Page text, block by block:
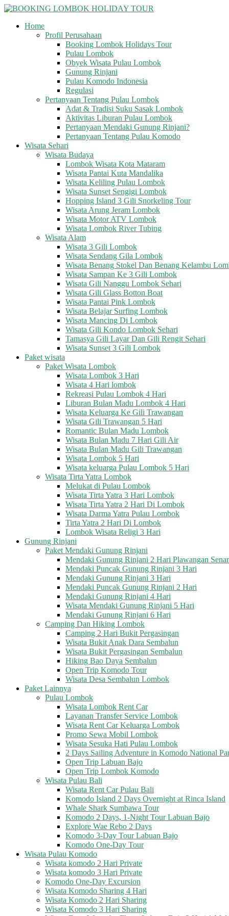
Skip
content
BOOKING
LOMBOK
Home
Profil Perusahaan
Booking Lombok Holidays Tour
Pulau Lombok
Obyek Wisata Pulau Lombok
Gunung Rinjani
Pulau Komodo Indonesia
Regulasi
Pertanyaan Tentang Pulau Lombok
Adat & Tradisi Suku Sasak Lombok
Aktivitas Liburan Pulau Lombok
Pertanyaan Mendaki Gunung Rinjani?
Pertanyaan Tentang Pulau Komodo
Wisata Sehari
Wisata Budaya
Lombok Wisata Kota Mataram
Wisata Pantai Kuta Mandalika
Wisata Keliling Pulau Lombok
Wisata Sunset Sengigi Lombok
Hopping Island 3 Gili Snorkeling Tour
Wisata Arung Jeram Lombok
Wisata Motor ATV Lombok
Wisata Lombok River Tubing
Wisata Alam
Wisata 3 Gili Lombok
Wisata Sendang Gila Lombok
Wisata Benang Stokel Dan Benang Kelambu
Wisata Sampan Ke 3 Gili Lombok
Wisata Gili Nanggu Lombok Sehari
Wisata Gili Glass Botton Boat
Wisata Pantai Pink Lombok
Wisata Belajar Surfing Lombok
Wisata Mancing Di Lombok
Wisata Gili Kondo Lombok Sehari
Tamasya Gili Layar Dan Gili Rengit Sehari
Wisata Sunset 3 Gili Lombok
Paket wisata
Paket Wisata Lombok
Wisata Lombok 3 Hari
Wisata 4 Hari lombok
Rekreasi Pulau Lombok 4 Hari
Liburan Bulan Madu Lombok 4 Hari
Wisata Keluarga Ke Gili Trawangan
Wisata Gili Trawangan 5 Hari
Romantic Bulan Madu Lombok
Wisata Bulan Madu 7 Hari Gili Air
Wisata Bulan Madu Gili Trawangan
Wisata Lombok 5 Hari
Wisata keluarga Pulau Lombok 5 Hari
Wisata Tirta Yatra Lombok
Melukat di Pulau Lombok
Wisata Tirta Yatra 3 Hari Lombok
Wisata Tirta Yatra 2 Hari Di Lombok
Wisata Darma Yatra Pulau Lombok
Tirta Yatra 2 Hari Di Lombok
Lombok Wisata Religi 3 Hari
Gunung Rinjani
Paket Mendaki Gunung Rinjani
Mendaki Gunung Rinjani 2 Hari Plawangan
Mendaki Puncak Gunung Rinjani 3 Hari
Mendaki Gunung Rinjani 3 Hari
Mendaki Puncak Gunung Rinjani 2 Hari
Mendaki Gunung Rinjani 4 Hari
Wisata Mendaki Gunung Rinjani 5 Hari
Mendaki Gunung Rinjani 6 Hari
Camping Dan Hiking Lombok
Camping 2 Hari Bukit Pergasingan
Wisata Bukit Anak Dara Sembalun
Wisata Bukit Pergasingan Sembalun
Hiking Bao Daya Sembalun
Open Trip Komodo Tour
Wisata Desa Sembalun Lombok
Paket Lainnya
Pulau Lombok
Wisata Lombok Rent Car
Layanan Transfer Service Lombok
Wisata Rent Car Keluarga Lombok
Promo Sewa Mobil Lombok
Wisata Sesuka Hati Pulau Lombok
2 Days Sailing Adventure in Komodo National
Open Trip Labuan Bajo
Open Trip Lombok Komodo
Wisata Pulau Bali
Wisata Rent Car Pulau Bali
Komodo Island 2 Days Overnight at Rinca Island
Whale Shark Sumbawa Tour
Komodo 2 Days, 1-Night Tour Labuan Bajo
Explore Wae Rebo 2 Days
Komodo 3-Day Tour Labuan Bajo
Komodo One-Day Tour
Wisata Pulau Komodo
Wisata komodo 2 Hari Private
Wisata komodo 3 Hari Private
Komodo One-Day Excursion
Wisata Komodo Sharing 4 Hari
Wisata Komodo 2 Hari Sharing
Wisata Komodo 3 Hari Sharing